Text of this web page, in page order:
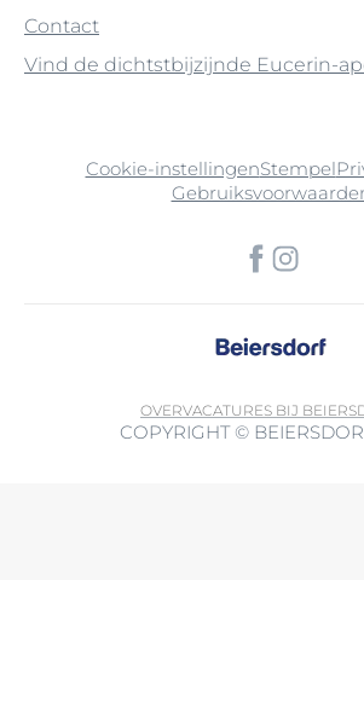
Contact
Vind de dichtstbijzijnde Eucerin-
Cookie-instellingenStempel
OVERVACATURES BIJ
COPYRIGHT ©